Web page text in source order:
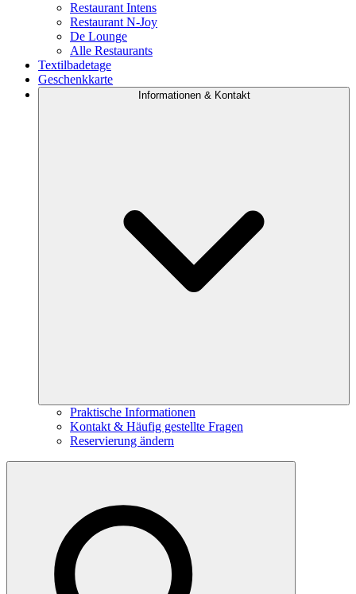
Restaurant Intens
Restaurant N-Joy
De Lounge
Alle Restaurants
Textilbadetage
Geschenkkarte
Informationen & Kontakt
Praktische Informationen
Kontakt & Häufig gestellte Fragen
Reservierung ändern